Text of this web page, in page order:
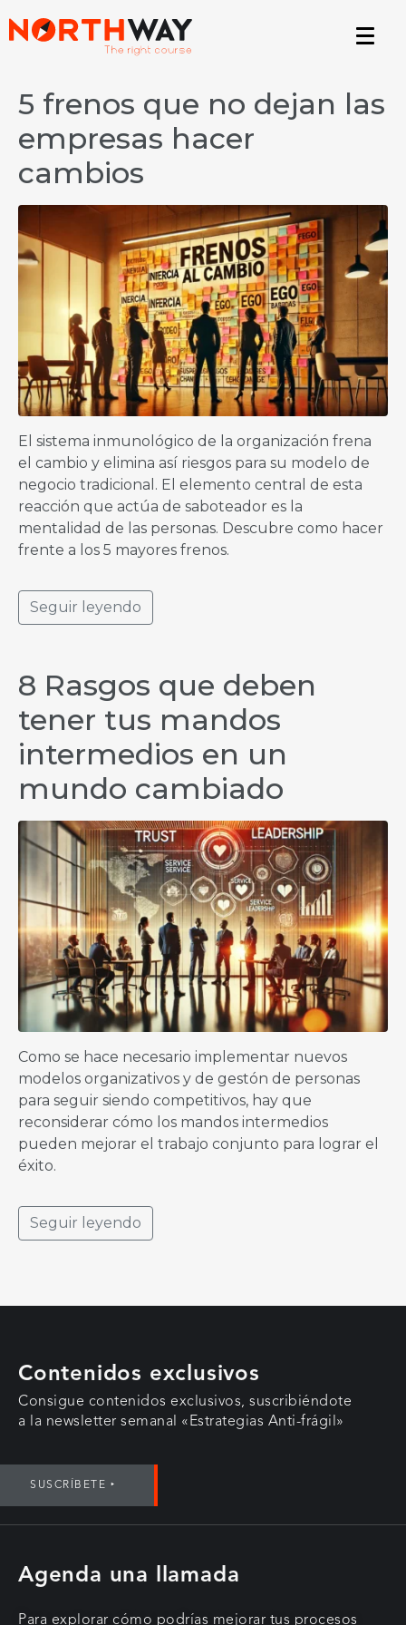
5 frenos que no dejan las
empresas hacer
cambios
El sistema inmunológico de la organización frena
el cambio y elimina así riesgos para su modelo de
negocio tradicional. El elemento central de esta
reacción que actúa de saboteador es la
mentalidad de las personas. Descubre como hacer
frente a los 5 mayores frenos.
Seguir leyendo
8 Rasgos que deben
tener tus mandos
intermedios en un
mundo cambiado
Como se hace necesario implementar nuevos
modelos organizativos y de gestón de personas
para seguir siendo competitivos, hay que
reconsiderar cómo los mandos intermedios
pueden mejorar el trabajo conjunto para lograr el
éxito.
Seguir leyendo
Contenidos exclusivos
Consigue contenidos exclusivos, suscribiéndote
a la newsletter semanal «Estrategias Anti-frágil»
SUSCRÍBETE ‣
Agenda una llamada
Para explorar cómo podrías mejorar tus procesos